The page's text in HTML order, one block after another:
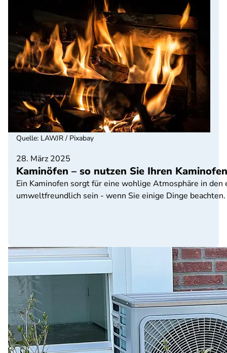
28. März 2025
Kaminöfen – so nutzen Sie Ihren
Ein Kaminofen sorgt für eine wohlige Atmosphäre in
umweltfreundlich sein - wenn Sie einige Dinge beachten.
Quelle: LAWJR / Pixabay